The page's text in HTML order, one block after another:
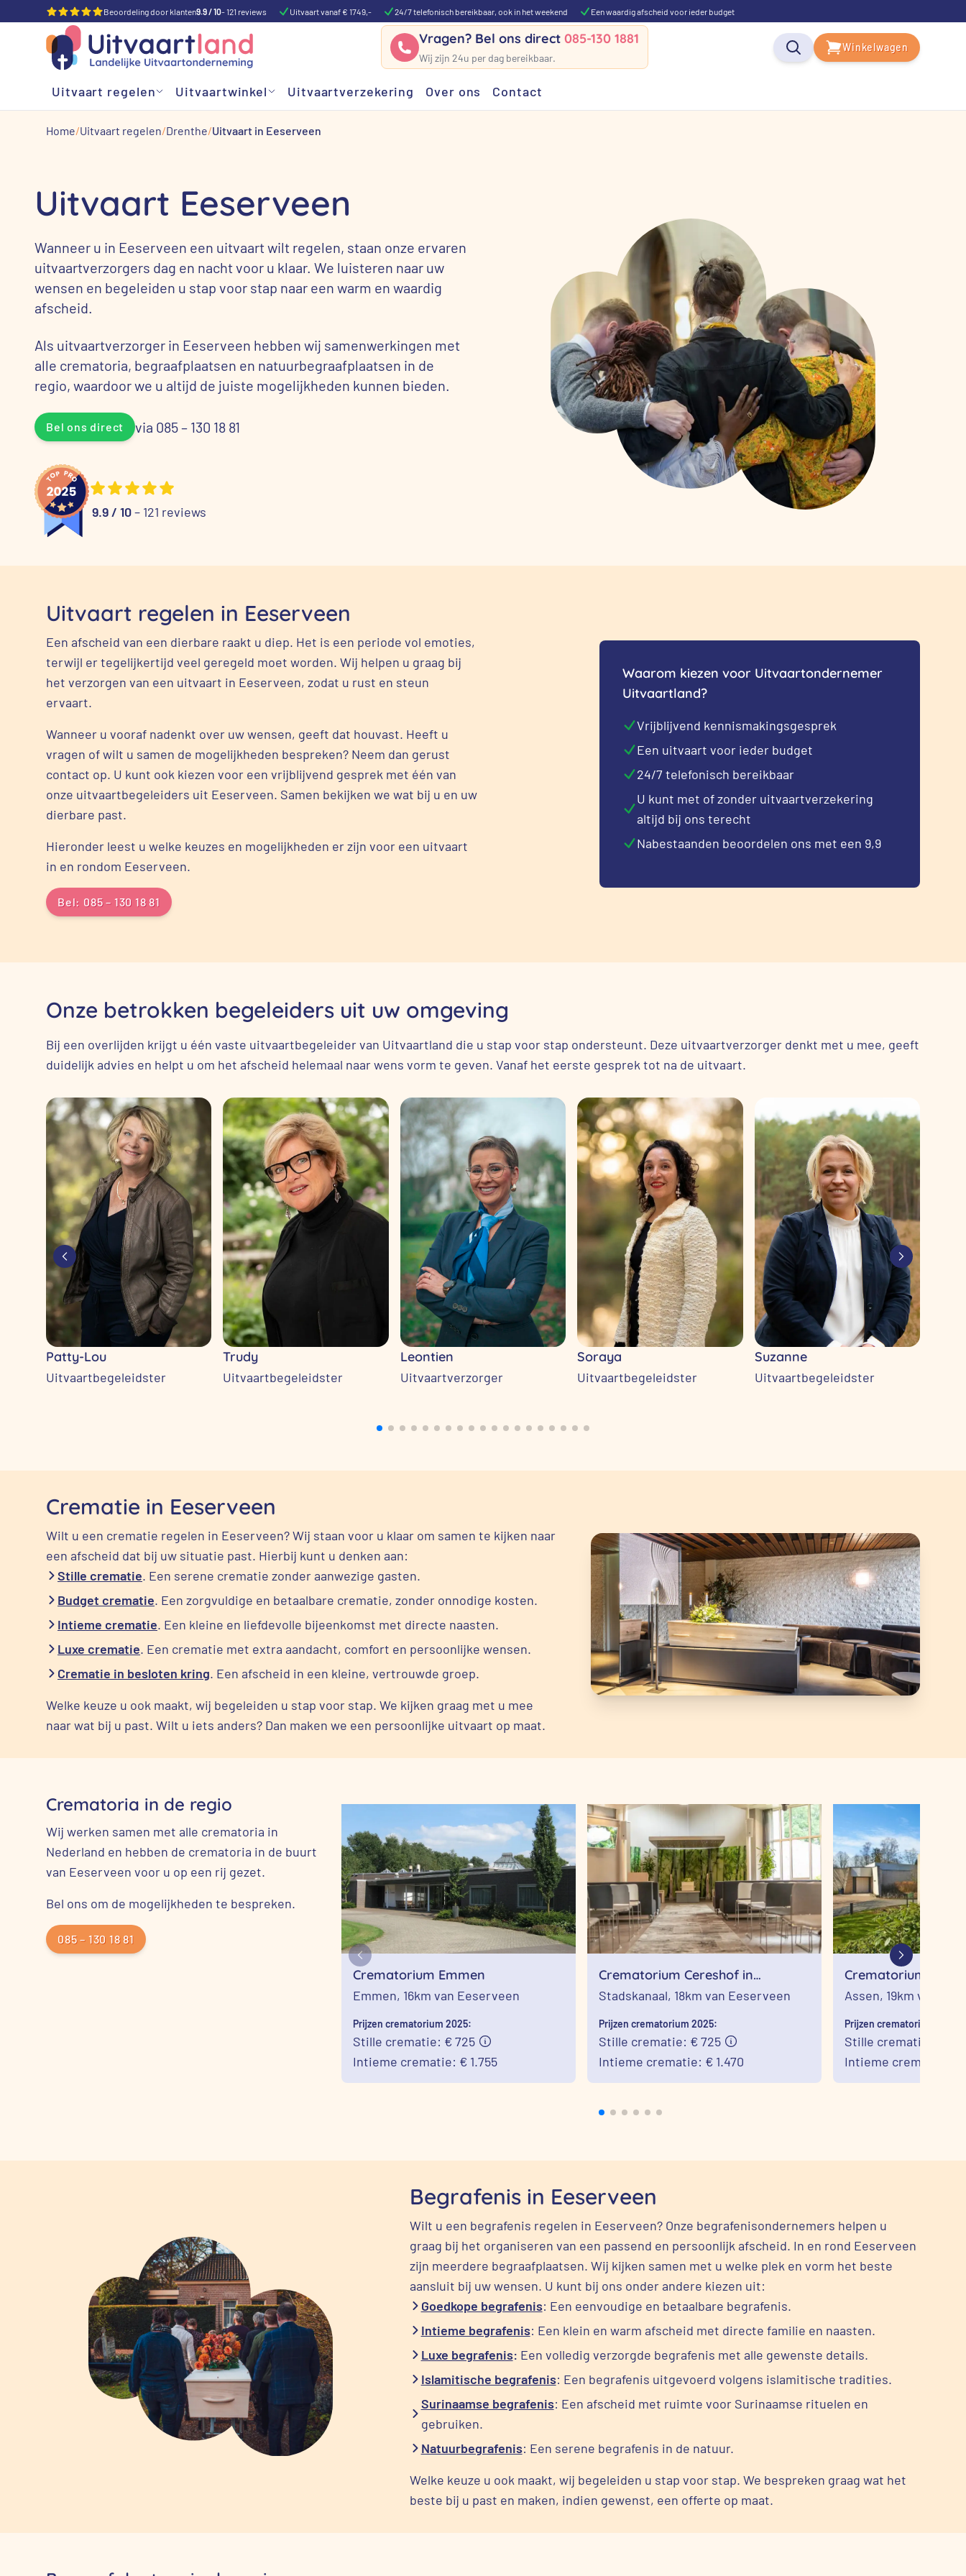
Beoordeling door klanten9.9 / 10- 121 reviews Uitvaart vanaf € 1749,- 24/7 telefonisch bereikbaar, ook in het weekend Een waardig afscheid voor ieder budget
Vragen? Bel ons direct085-130 1881
Wij zijn 24u per dag bereikbaar.
Winkelwagen
Uitvaart regelen Uitvaartwinkel Uitvaartverzekering Over ons Contact
Home Uitvaart regelen Drenthe Uitvaart in Eeserveen
Uitvaart Eeserveen
Wanneer u in Eeserveen een uitvaart wilt regelen, staan onze ervaren
uitvaartverzorgers dag en nacht voor u klaar. We luisteren naar uw
wensen en begeleiden u stap voor stap naar een warm en waardig
afscheid.
Als uitvaartverzorger in Eeserveen hebben wij samenwerkingen met
alle crematoria, begraafplaatsen en natuurbegraafplaatsen in de
regio, waardoor we u altijd de juiste mogelijkheden kunnen bieden.
Bel ons direct via 085 – 130 18 81
9.9 / 10– 121 reviews
Uitvaart regelen in Eeserveen
Een afscheid van een dierbare raakt u diep. Het is een periode vol emoties,
terwijl er tegelijkertijd veel geregeld moet worden. Wij helpen u graag bij
het verzorgen van een uitvaart in Eeserveen, zodat u rust en steun
ervaart.
Wanneer u vooraf nadenkt over uw wensen, geeft dat houvast. Heeft u
vragen of wilt u samen de mogelijkheden bespreken? Neem dan gerust
contact op. U kunt ook kiezen voor een vrijblijvend gesprek met één van
onze uitvaartbegeleiders uit Eeserveen. Samen bekijken we wat bij u en uw
dierbare past.
Hieronder leest u welke keuzes en mogelijkheden er zijn voor een uitvaart
in en rondom Eeserveen.
Bel: 085 – 130 18 81
Waarom kiezen voor Uitvaartondernemer
Uitvaartland?
Vrijblijvend kennismakingsgesprek
Een uitvaart voor ieder budget
24/7 telefonisch bereikbaar
U kunt met of zonder uitvaartverzekering
altijd bij ons terecht
Nabestaanden beoordelen ons met een 9,9
Onze betrokken begeleiders uit uw omgeving
Bij een overlijden krijgt u één vaste uitvaartbegeleider van Uitvaartland die u stap voor stap ondersteunt. Deze uitvaartverzorger denkt met u mee, geeft
duidelijk advies en helpt u om het afscheid helemaal naar wens vorm te geven. Vanaf het eerste gesprek tot na de uitvaart.
Patty-Lou
Uitvaartbegeleidster
Trudy
Uitvaartbegeleidster
Leontien
Uitvaartverzorger
Soraya
Uitvaartbegeleidster
Suzanne
Uitvaartbegeleidster
Crematie in Eeserveen
Wilt u een crematie regelen in Eeserveen? Wij staan voor u klaar om samen te kijken naar
een afscheid dat bij uw situatie past. Hierbij kunt u denken aan:
Stille crematie. Een serene crematie zonder aanwezige gasten.
Budget crematie. Een zorgvuldige en betaalbare crematie, zonder onnodige kosten.
Intieme crematie. Een kleine en liefdevolle bijeenkomst met directe naasten.
Luxe crematie. Een crematie met extra aandacht, comfort en persoonlijke wensen.
Crematie in besloten kring. Een afscheid in een kleine, vertrouwde groep.
Welke keuze u ook maakt, wij begeleiden u stap voor stap. We kijken graag met u mee
naar wat bij u past. Wilt u iets anders? Dan maken we een persoonlijke uitvaart op maat.
Crematoria in de regio
Wij werken samen met alle crematoria in
Nederland en hebben de crematoria in de buurt
van Eeserveen voor u op een rij gezet.
Bel ons om de mogelijkheden te bespreken.
085 – 130 18 81
Crematorium Emmen
Emmen, 16km van Eeserveen
Prijzen crematorium 2025:
Stille crematie: € 725
Intieme crematie: € 1.755
Crematorium Cereshof in
Stadskanaal
Stadskanaal, 18km van Eeserveen
Prijzen crematorium 2025:
Stille crematie: € 725
Intieme crematie: € 1.470
Crematorium De
Assen
Assen, 19km van
Prijzen crematorium 2025:
Stille crematie: € 995
Intieme crematie: €
Begrafenis in Eeserveen
Wilt u een begrafenis regelen in Eeserveen? Onze begrafenisondernemers helpen u
graag bij het organiseren van een passend en persoonlijk afscheid. In en rond Eeserveen
zijn meerdere begraafplaatsen. Wij kijken samen met u welke plek en vorm het beste
aansluit bij uw wensen. U kunt bij ons onder andere kiezen uit:
Goedkope begrafenis: Een eenvoudige en betaalbare begrafenis.
Intieme begrafenis: Een klein en warm afscheid met directe familie en naasten.
Luxe begrafenis: Een volledig verzorgde begrafenis met alle gewenste details.
Islamitische begrafenis: Een begrafenis uitgevoerd volgens islamitische tradities.
Surinaamse begrafenis: Een afscheid met ruimte voor Surinaamse rituelen en
gebruiken.
Natuurbegrafenis: Een serene begrafenis in de natuur.
Welke keuze u ook maakt, wij begeleiden u stap voor stap. We bespreken graag wat het
beste bij u past en maken, indien gewenst, een offerte op maat.